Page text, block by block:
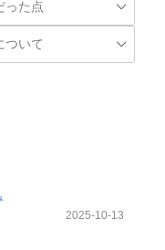
2025-10-13